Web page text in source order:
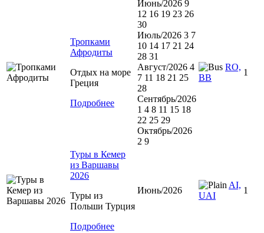
Тропками
Афродиты
Отдых на море
Греция
Подробнее
Июнь/2026 9
12 16 19 23 26
30
Июль/2026 3 7
10 14 17 21 24
28 31
Август/2026 4
7 11 18 21 25
28
Сентябрь/2026
1 4 8 11 15 18
22 25 29
Октябрь/2026
2 9
RO,
BB
1
Туры в Кемер
из Варшавы
2026
Туры из
Польши Турция
Подробнее
Июнь/2026
AI,
UAI
1